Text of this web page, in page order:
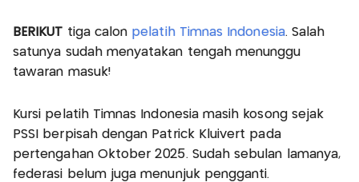
BERIKUT tiga calon pelatih Timnas Indonesia. Salah
satunya sudah menyatakan tengah menunggu
tawaran masuk!
Kursi pelatih Timnas Indonesia masih kosong sejak
PSSI berpisah dengan Patrick Kluivert pada
pertengahan Oktober 2025. Sudah sebulan lamanya,
federasi belum juga menunjuk pengganti.